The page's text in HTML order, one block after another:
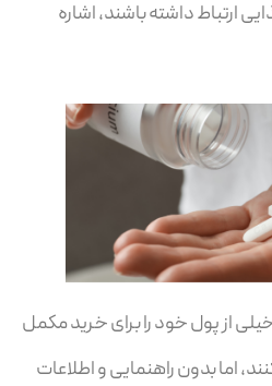
ارتباط داشته باشند، اشاره
از پول خود را برای خرید مکمل
اما بدون راهنمایی و اطلاعات